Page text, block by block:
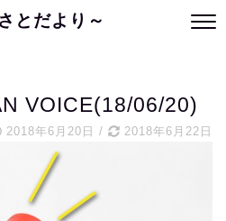
とだより～
VOICE(18/06/20)
2018年6月20日 / 2018年6月22日